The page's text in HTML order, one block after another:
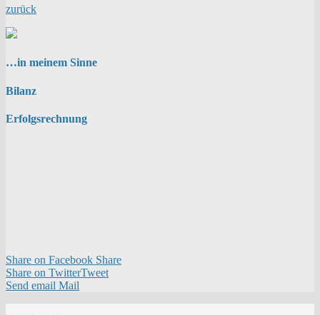
zurück
…in meinem Sinne
Bilanz
Erfolgsrechnung
Share on Facebook Share
Share on TwitterTweet
Send email Mail